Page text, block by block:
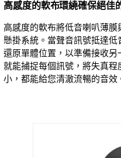
高感度的軟布環繞確保絕佳
高感度的軟布將低音喇叭薄
懸掛系統。當聲音訊號抵達
還原單體位置，以準備接收
就能捕捉每個訊號，將失真
小，都能給您清澈流暢的音效